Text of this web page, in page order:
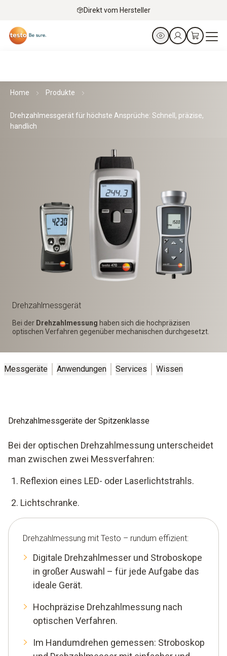
Direkt vom Hersteller
Home Produkte
Drehzahlmessgerät für höchste Ansprüche: Schnell, präzise,
handlich
Drehzahl­messgerät
Bei der Drehzahlmessung haben sich die hochpräzisen
optischen Verfahren gegenüber mechanischen durchgesetzt.
Messgeräte Anwendungen Services Wissen
Drehzahlmessgeräte der Spitzenklasse
Bei der optischen Drehzahlmessung unterscheidet
man zwischen zwei Messverfahren:
Reflexion eines LED- oder Laserlichtstrahls.
Lichtschranke.
Drehzahlmessung mit Testo – rundum effizient:
Digitale Drehzahlmesser und Stroboskope
in großer Auswahl – für jede Aufgabe das
ideale Gerät.
Hochpräzise Drehzahlmessung nach
optischen Verfahren.
Im Handumdrehen gemessen: Stroboskop